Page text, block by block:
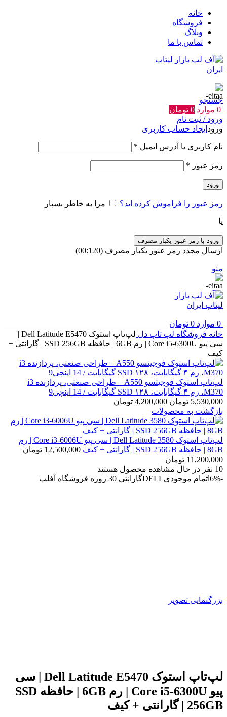
خانه
فروشگاه
وبلاگ
تماس با ما
جستجو
0 موارد 0 تومان
ورود / ثبت نام
ورود ایجاد حساب کاربری
نام کاربری یا آدرس ایمیل *
رمز عبور *
ورود
رمز عبور را فراموش کرده اید؟ مرا به خاطر بسپار
یا
ورود با رمز عبور یکبار مصرف
ارسال مجدد رمز عبور یکبار مصرف (00:
120
)
منو
0 موارد 0 تومان
خانه فروشگاه لپ تاپ دل
لپ‌تاپ استوک Dell Latitude E5470 |
سی پیو Core i5-6300U | رم 6GB | حافظه SSD 256GB | گارانتی +
کیف
لپ‌تاپ استوک فوجیتسو A550 – طراحی صنعتی، پردازنده i3
M370، رم ۴ گیگابایت، SSD ۱۲۸ گیگابایت / 14 اینچی9
5,530,000 تومان قیمت
اصلی
5,530,000 تومان
بود.
4,200,000 تومان
4,200,000 تومان
است.
بازگشت به محصولات
لپ‌تاپ استوک Dell Latitude 3580 | سی پیو Core i3-6006U | رم
8GB | حافظه SSD 256GB | گارانتی + کیف
12,500,000 تومان
قیمت
اصلی
12,500,000 تومان
11,200,000 تومان
فعلی
11,200,000 تومان
10 نفر در حال مشاهده محصول هستند
-6%
اتمام موجودیDELLگارانتی 30 روزه فروشگاه آفلپ
بزرگنمایی تصویر
لپ‌تاپ استوک Dell Latitude E5470 | سی
پیو Core i5-6300U | رم 6GB | حافظه SSD
256GB | گارانتی + کیف